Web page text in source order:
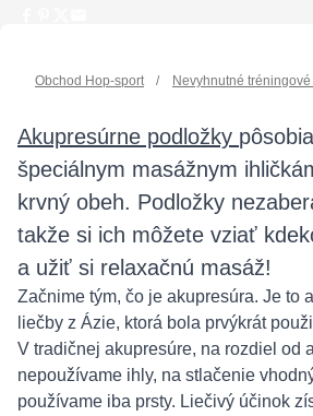
Obchod Hop-sport / Nevyhnutné
Akupresúrne podložky
špeciálnym masážnym
krvný obeh. Podložky
takže si ich môžete vziať
a užiť si relaxačnú masáž!
Začnime tým, čo je akupresúra. Je to
liečby z Ázie, ktorá bola prvýkrát
V tradičnej akupresúre, na rozdiel od
nepoužívame ihly, na stlačenie
používame iba prsty. Liečivý účinok